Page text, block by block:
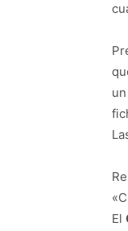
El